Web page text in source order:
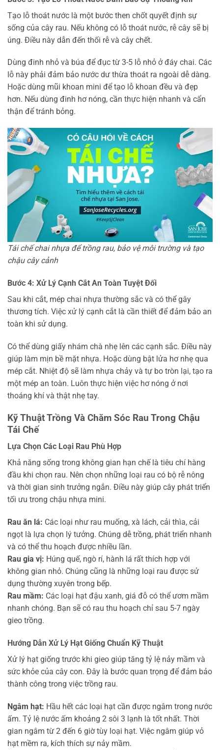
Tạo lỗ thoát nước là một bước then chốt quyết định sự
sống của cây rau. Nếu không có lỗ thoát nước, rễ cây sẽ bị
úng. Điều này dẫn đến thối rễ và cây chết.
Dùng đinh nhỏ và búa để đục từ 3-5 lỗ nhỏ ở đáy chai. Các
lỗ này phải đảm bảo nước dư thừa thoát ra ngoài dễ dàng.
Hoặc dùng mũi khoan mini để tạo lỗ khoan đều và đẹp
hơn. Nếu dùng đinh hơ nóng, cần thực hiện nhanh và cẩn
thận để tránh bỏng.
Tái chế chai nhựa để trồng rau, bảo vệ môi trường và tạo
chậu cây cảnh
Bước 4: Xử Lý Cạnh Cắt An Toàn Tuyệt Đối
Sau khi cắt, mép chai nhựa thường sắc và có thể gây
thương tích. Việc xử lý cạnh cắt là cần thiết để đảm bảo an
toàn khi sử dụng.
Có thể dùng giấy nhám chà nhẹ lên các cạnh sắc. Điều này
giúp làm mịn bề mặt nhựa. Hoặc dùng bật lửa hơ nhẹ qua
mép cắt. Nhiệt độ sẽ làm nhựa chảy và tự bo tròn lại, tạo ra
một mép an toàn. Luôn thực hiện việc hơ nóng ở nơi
thoáng khí và thật nhẹ tay.
Kỹ Thuật Trồng Và Chăm Sóc Rau Trong Chậu
Tái Chế
Lựa Chọn Các Loại Rau Phù Hợp
Khả năng sống trong không gian hạn chế là tiêu chí hàng
đầu khi chọn rau. Nên chọn những loại rau có bộ rễ nông
và thời gian sinh trưởng ngắn. Điều này giúp cây phát triển
tối ưu trong chậu nhựa mini.
Rau ăn lá: Các loại như rau muống, xà lách, cải thìa, cải
ngọt là lựa chọn lý tưởng. Chúng dễ trồng, phát triển nhanh
và có thể thu hoạch được nhiều lần.
Rau gia vị: Húng quế, ngò rí, hành lá rất thích hợp với
không gian nhỏ. Chúng cũng là những loại rau được sử
dụng thường xuyên trong bếp.
Rau mầm: Các loại hạt đậu xanh, giá đỗ có thể ươm mầm
nhanh chóng. Bạn sẽ có rau thu hoạch chỉ sau 5-7 ngày
gieo trồng.
Hướng Dẫn Xử Lý Hạt Giống Chuẩn Kỹ Thuật
Xử lý hạt giống trước khi gieo giúp tăng tỷ lệ nảy mầm và
sức khỏe của cây con. Đây là bước quan trọng để đảm bảo
thành công trong việc trồng rau.
Ngâm hạt: Hầu hết các loại hạt cần được ngâm trong nước
ấm. Tỷ lệ nước ấm khoảng 2 sôi 3 lạnh là tốt nhất. Thời
gian ngâm từ 2 đến 6 giờ tùy loại hạt. Việc ngâm giúp vỏ
hạt mềm ra, kích thích sự nảy mầm.